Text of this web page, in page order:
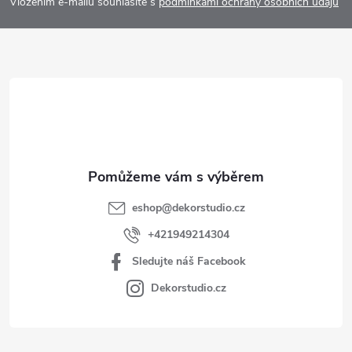
a
eshop@dekorstudio.cz
+421949214304
Sledujte náš Facebook
Dekorstudio.cz